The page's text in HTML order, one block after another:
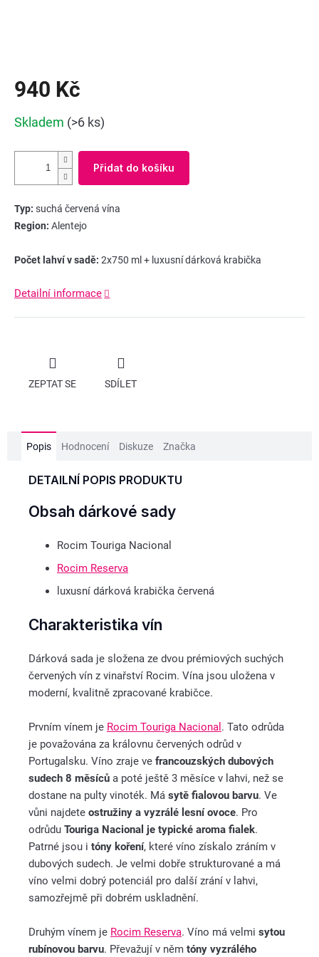
940 Kč
cena:
Skladem (>6 ks)
Přidat do košíku
Typ: suchá červená vína
Region: Alentejo
Počet lahví v sadě: 2x750 ml + luxusní dárková krabička
Detailní informace
ZEPTAT SE SDÍLET
Popis Hodnocení Diskuze Značka
DETAILNÍ POPIS PRODUKTU
Obsah dárkové sady
Rocim Touriga Nacional
Rocim Reserva
luxusní dárková krabička červená
Charakteristika vín
Dárková sada je složena ze dvou prémiových suchých
červených vín z vinařství Rocim. Vína jsou uložena v
moderní, kvalitně zpracované krabičce.
Prvním vínem je Rocim Touriga Nacional . Tato odrůda
je považována za královnu červených odrůd v
Portugalsku. Víno zraje ve francouzských dubových
sudech 8 měsíců a poté ještě 3 měsíce v lahvi, než se
dostane na pulty vinoték. Má sytě fialovou barvu. Ve
vůni najdete ostružiny a vyzrálé lesní ovoce. Pro
odrůdu Touriga Nacional je typické aroma fialek.
Patrné jsou i tóny koření, které víno získalo zráním v
dubových sudech. Je velmi dobře strukturované a má
víno velmi dobrý potenciál pro další zrání v lahvi,
samozřejmě při dobrém uskladnění.
Druhým vínem je Rocim Reserva. Víno má velmi sytou
rubínovou barvu. Převažují v něm tóny vyzrálého